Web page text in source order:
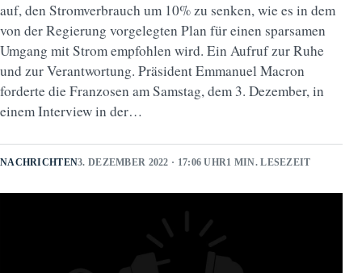
auf, den Stromverbrauch um 10% zu senken, wie es in dem
von der Regierung vorgelegten Plan für einen sparsamen
Umgang mit Strom empfohlen wird. Ein Aufruf zur Ruhe
und zur Verantwortung. Präsident Emmanuel Macron
forderte die Franzosen am Samstag, dem 3. Dezember, in
einem Interview in der…
NACHRICHTEN3. DEZEMBER 2022 · 17:06 UHR1 MIN. LESEZEIT